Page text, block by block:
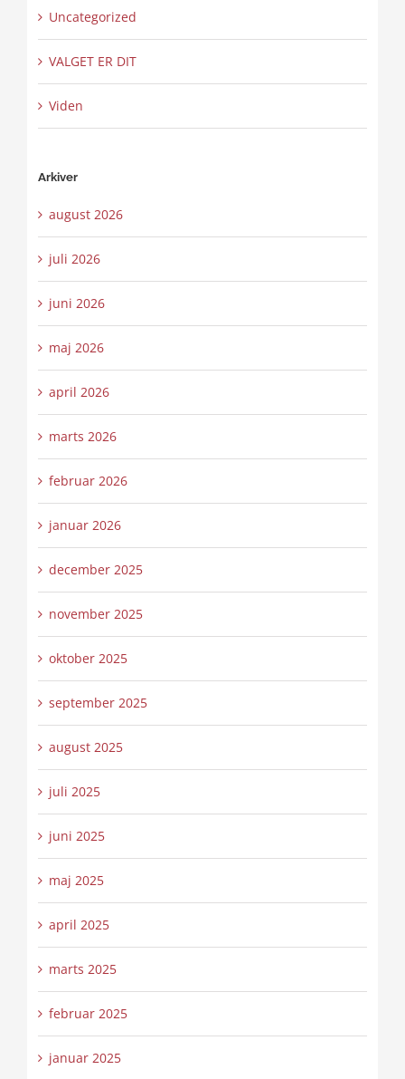
Uncategorized
VALGET ER DIT
Viden
Arkiver
august 2026
juli 2026
juni 2026
maj 2026
april 2026
marts 2026
februar 2026
januar 2026
december 2025
november 2025
oktober 2025
september 2025
august 2025
juli 2025
juni 2025
maj 2025
april 2025
marts 2025
februar 2025
januar 2025